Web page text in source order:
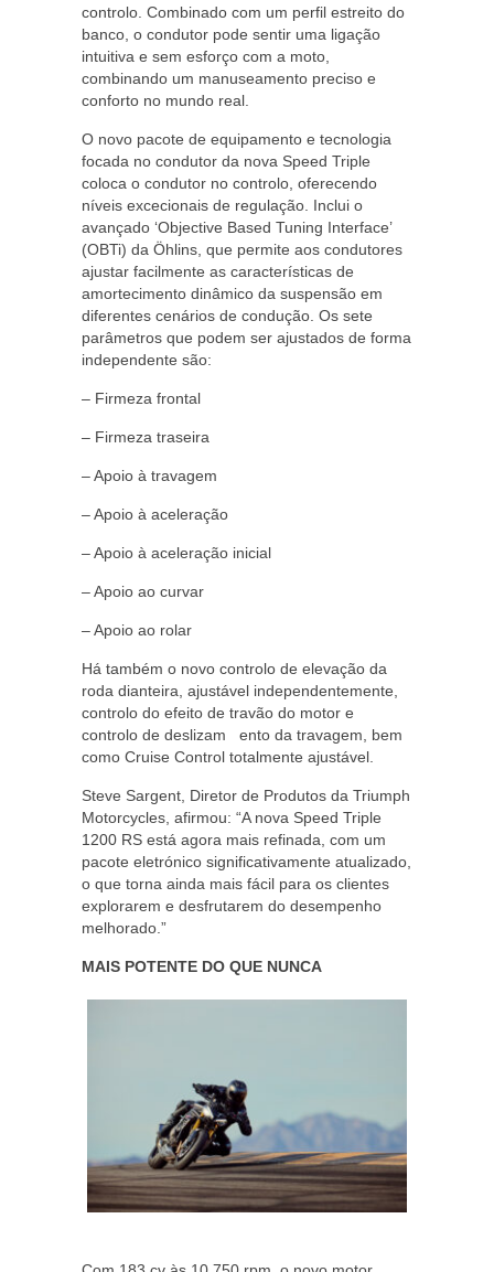
controlo. Combinado com um perfil estreito do
banco, o condutor pode sentir uma ligação
intuitiva e sem esforço com a moto,
combinando um manuseamento preciso e
conforto no mundo real.
O novo pacote de equipamento e tecnologia
focada no condutor da nova Speed Triple
coloca o condutor no controlo, oferecendo
níveis excecionais de regulação. Inclui o
avançado ‘Objective Based Tuning Interface’
(OBTi) da Öhlins, que permite aos condutores
ajustar facilmente as características de
amortecimento dinâmico da suspensão em
diferentes cenários de condução. Os sete
parâmetros que podem ser ajustados de forma
independente são:
– Firmeza frontal
– Firmeza traseira
– Apoio à travagem
– Apoio à aceleração
– Apoio à aceleração inicial
– Apoio ao curvar
– Apoio ao rolar
Há também o novo controlo de elevação da
roda dianteira, ajustável independentemente,
controlo do efeito de travão do motor e
controlo de deslizam ento da travagem, bem
como Cruise Control totalmente ajustável.
Steve Sargent, Diretor de Produtos da Triumph
Motorcycles, afirmou: “A nova Speed Triple
1200 RS está agora mais refinada, com um
pacote eletrónico significativamente atualizado,
o que torna ainda mais fácil para os clientes
explorarem e desfrutarem do desempenho
melhorado.”
MAIS POTENTE DO QUE NUNCA